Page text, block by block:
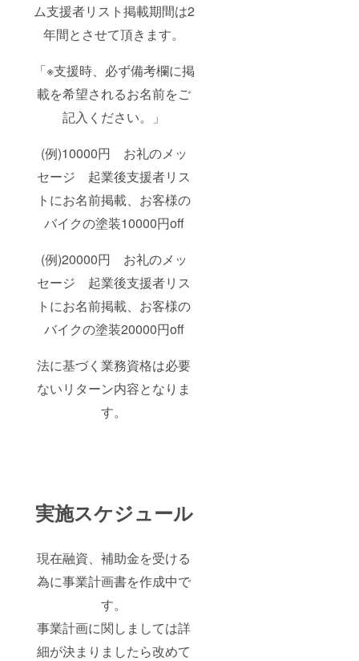
ム支援者リスト掲載期間は2
年間とさせて頂きます。
「※支援時、必ず備考欄に掲
載を希望されるお名前をご
記入ください。」
(例)10000円 お礼のメッ
セージ 起業後支援者リス
トにお名前掲載、お客様の
バイクの塗装10000円off
(例)20000円 お礼のメッ
セージ 起業後支援者リス
トにお名前掲載、お客様の
バイクの塗装20000円off
法に基づく業務資格は必要
ないリターン内容となりま
す。
実施スケジュール
現在融資、補助金を受ける
為に事業計画書を作成中で
す。
事業計画に関しましては詳
細が決まりましたら改めて